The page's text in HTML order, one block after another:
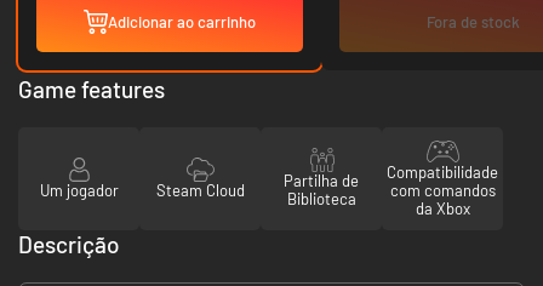
Adicionar ao carrinho Fora de stock
Game features
Um jogador Steam Cloud
Partilha de
Biblioteca
Compatibilidade
com comandos
da Xbox
Descrição